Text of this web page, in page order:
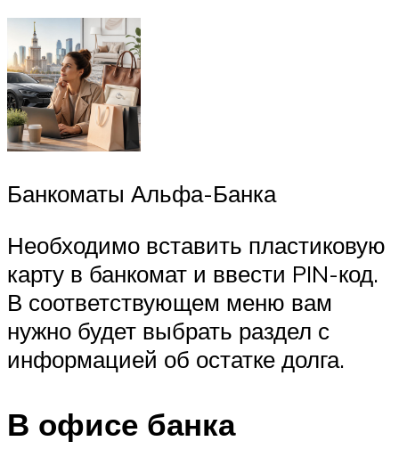
Банкоматы Альфа-Банка
Необходимо вставить пластиковую
карту в банкомат и ввести PIN-код.
В соответствующем меню вам
нужно будет выбрать раздел с
информацией об остатке долга.
В офисе банка